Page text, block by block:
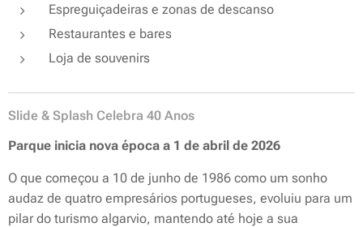
Espreguiçadeiras e zonas de descanso
Restaurantes e bares
Loja de souvenirs
Slide & Splash Celebra 40 Anos
Parque inicia nova época a 1 de abril de 2026
O que começou a 10 de junho de 1986 como um sonho
audaz de quatro empresários portugueses, evoluiu para um
pilar do turismo algarvio, mantendo até hoje a sua